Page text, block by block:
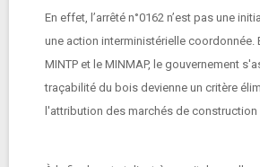
En effet, l’arrêté n°0162 n’est pas une
une action interministérielle coordonnée.
MINTP et le MINMAP, le gouvernement
traçabilité du bois devienne un critère
l'attribution des marchés de